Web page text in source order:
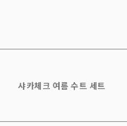
샤카체크 여름 수트 세트